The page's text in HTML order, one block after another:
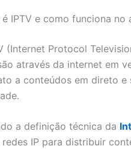
é IPTV e como funciona
(Internet Protocol
através da internet em
a conteúdos em direto
a definição técnica da
IP para distribuir